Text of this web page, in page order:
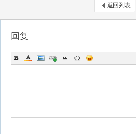
返回列表
回复